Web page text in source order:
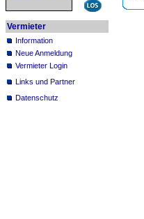
Vermieter
Information
Neue Anmeldung
Vermieter Login
Links und Partner
Datenschutz